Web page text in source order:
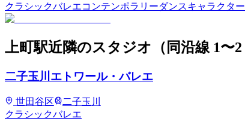
クラシックバレエコンテンポラリーダンスキャラクタ
上町駅近隣のスタジオ （同沿線 1〜2
二子玉川エトワール・バレエ
世田谷区
二子玉川
クラシックバレエ